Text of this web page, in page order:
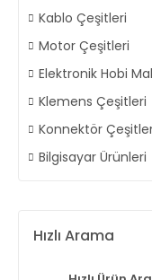
Kablo Çeşitleri
Motor Çeşitleri
Elektronik Hobi
Klemens Çeşitleri
Konnektör
Bilgisayar Ürünleri
Hızlı Arama